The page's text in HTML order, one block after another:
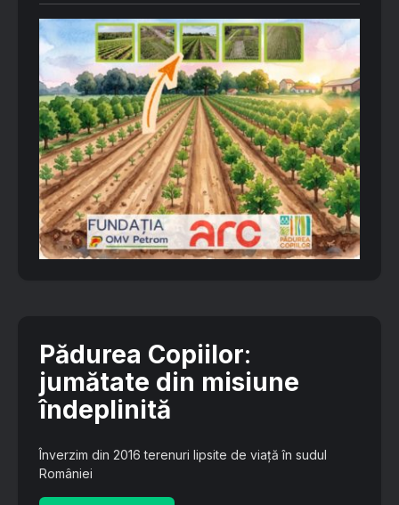
Pădurea Copiilor:
jumătate din misiune
îndeplinită
Înverzim din 2016 terenuri lipsite de viață în sudul
României